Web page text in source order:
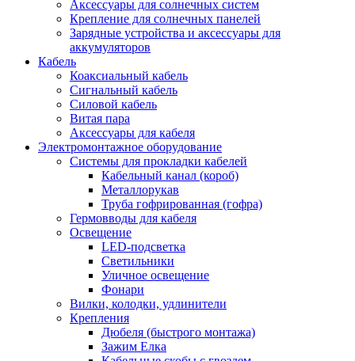
Аксессуары для солнечных систем
Крепление для солнечных панелей
Зарядные устройства и аксессуары для
аккумуляторов
Кабель
Коаксиальный кабель
Сигнальный кабель
Силовой кабель
Витая пара
Аксессуары для кабеля
Электромонтажное оборудование
Системы для прокладки кабелей
Кабельный канал (короб)
Металлорукав
Труба гофрированная (гофра)
Гермовводы для кабеля
Освещение
LED-подсветка
Светильники
Уличное освещение
Фонари
Вилки, колодки, удлинители
Крепления
Дюбеля (быстрого монтажа)
Зажим Елка